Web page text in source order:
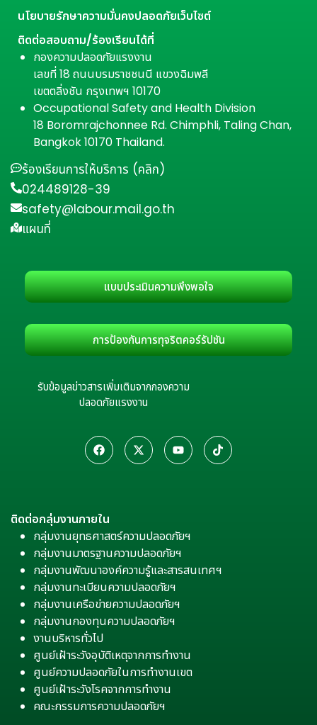
นโยบายรักษาความมั่นคงปลอดภัยเว็บไซต์
ติดต่อสอบถาม/ร้องเรียนได้ที่
กองความปลอดภัยแรงงาน
เลขที่ 18 ถนนบรมราชชนนี แขวงฉิมพลี
เขตตลิ่งชัน กรุงเทพฯ 10170
Occupational Safety and Health Division
18 Boromrajchonnee Rd. Chimphli, Taling Chan,
Bangkok 10170 Thailand.
ร้องเรียนการให้บริการ (คลิก)
024489128-39
safety@labour.mail.go.th
แผนที่
แบบประเมินความพึงพอใจ
การป้องกันการทุจริตคอร์รัปชัน
รับข้อมูลข่าวสารเพิ่มเติมจากกองความ
ปลอดภัยแรงงาน
ติดต่อกลุ่มงานภายใน
กลุ่มงานยุทธศาสตร์ความปลอดภัยฯ
กลุ่มงานมาตรฐานความปลอดภัยฯ
กลุ่มงานพัฒนาองค์ความรู้และสารสนเทศฯ
กลุ่มงานทะเบียนความปลอดภัยฯ
กลุ่มงานเครือข่ายความปลอดภัยฯ
กลุ่มงานกองทุนความปลอดภัยฯ
งานบริหารทั่วไป
ศูนย์เฝ้าระวังอุบัติเหตุจากการทำงาน
ศูนย์ความปลอดภัยในการทำงานเขต
ศูนย์เฝ้าระวังโรคจากการทำงาน
คณะกรรมการความปลอดภัยฯ